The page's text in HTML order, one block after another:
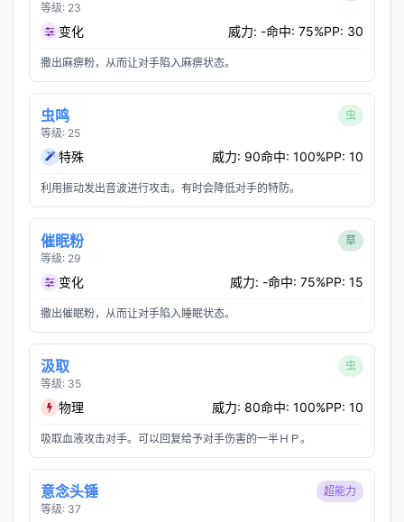
等级: 23
变化 威力: -命中: 75%PP: 30
撒出麻痹粉，从而让对手陷入麻痹状态。
虫鸣
等级: 25
虫
特殊 威力: 90命中: 100%PP: 10
利用振动发出音波进行攻击。有时会降低对手的特防。
催眠粉
等级: 29
草
变化 威力: -命中: 75%PP: 15
撒出催眠粉，从而让对手陷入睡眠状态。
汲取
等级: 35
虫
物理 威力: 80命中: 100%PP: 10
吸取血液攻击对手。可以回复给予对手伤害的一半ＨＰ。
意念头锤
等级: 37
超能力